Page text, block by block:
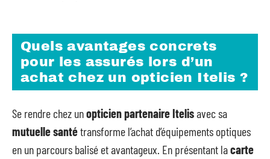
Quels avantages concrets
pour les assurés lors d’un
achat chez un opticien Itelis ?
Se rendre chez unopticien partenaire Itelisavec sa
mutuelle santétransforme l’achat d’équipements optiques
en un parcours balisé et avantageux. En présentant lacarte